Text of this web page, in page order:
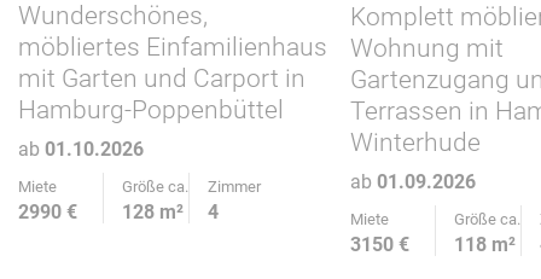
Wunderschönes,
möbliertes Einfamilienhaus
mit Garten und Carport in
Hamburg-Poppenbüttel
ab 01.10.2026
Miete Größe ca. Zimmer
2990 € 128 m² 4
Komplett
Wohnung mit
Gartenzugang
Terrassen in
Winterhude
ab 01.09.2026
Miete Größe ca.
3150 € 118 m²